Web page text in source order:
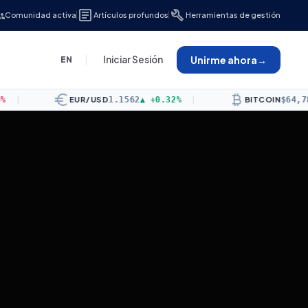
Comunidad activa article Artículos profundos build Herramientas de gestión
EN Iniciar Sesión Unirme ahora→
euro EUR/USD 1.1562▲ +0.32% | currency_bitcoin BITCOIN$64,783.76▼ -